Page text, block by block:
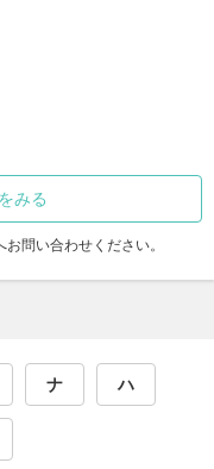
みる
問い合わせください。
ナ ハ